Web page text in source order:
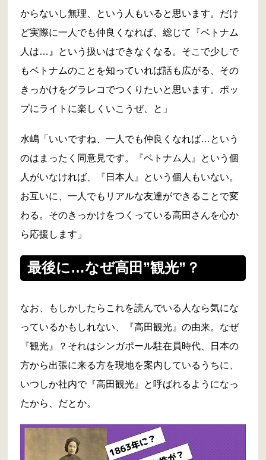
からないし無理、という人もいると思います。だけ
ど実際に一人でも仲良くなれば、総じて『ベトナム
人は…』という扱いはできなくなる。そこで少しで
もベトナムのことを知っていれば話も広がる、その
きっかけをグラレコでつくりたいと思います。ポッ
プにライトに楽しくいこうぜ、と」
水嶋「いいですね、一人でも仲良くなれば…という
のはまったく同意見です。『ベトナム人』という個
人がいなければ、『日本人』という個人もいない。
お互いに、一人でもリアルな友達ができることで変
わる。そのきっかけをつくっている高田さんを心か
ら応援します」
最後に…なぜ高田”観光”？
なお、もしかしたらこれを読んでいる人なら気にな
っているかもしれない、『高田観光』の由来。なぜ
『観光』？それはシンガポール駐在員時代、日本の
方から出張に来る方を現地を案内しているうちに、
いつしか社内で『高田観光』と呼ばれるようになっ
たから、だとか。